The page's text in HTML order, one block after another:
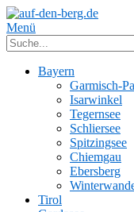
Menü
Bayern
Garmisch-
Isarwinkel
Tegernsee
Schliersee
Spitzingsee
Chiemgau
Ebersberg
Tirol